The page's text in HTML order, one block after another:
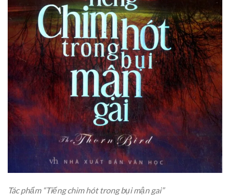
Tác phẩm “Tiếng chim hót trong bụi mận gai”